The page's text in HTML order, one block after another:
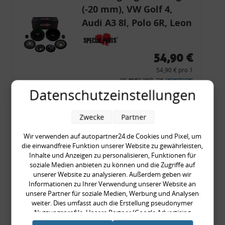
(-20 mm), VW Golf 4,
Audi A3 8l, Polo 6R, Leon
54,90 €
54,90 € pro 1
inkl. gesetzl. MwSt., zzgl.Versandkosten
Merkzettel
Zum Artikel
Rückleuchtenband mit
Blinker, rot, US-Ecken,
Audi 80 Cabrio, Typ 89,
OE-Nr.: 8G0945225 +
8G0945225C
999,99 €
Datenschutzeinstellungen
Wir verwenden auf autopartner24.de Cookies und Pixel, um
die einwandfreie Funktion unserer Website zu gewährleisten,
Inhalte und Anzeigen zu personalisieren, Funktionen für
soziale Medien anbieten zu können und die Zugriffe auf
unserer Website zu analysieren. Außerdem geben wir
Informationen zu Ihrer Verwendung unserer Website an
unsere Partner für soziale Medien, Werbung und Analysen
weiter. Dies umfasst auch die Erstellung pseudonymer
Nutzungsprofile. Unsere Partner (Google Advertising
Products) führen diese Informationen möglicherweise mit
Zwecke Partner